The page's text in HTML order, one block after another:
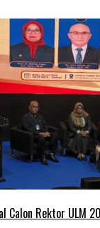
Calon Rektor ULM